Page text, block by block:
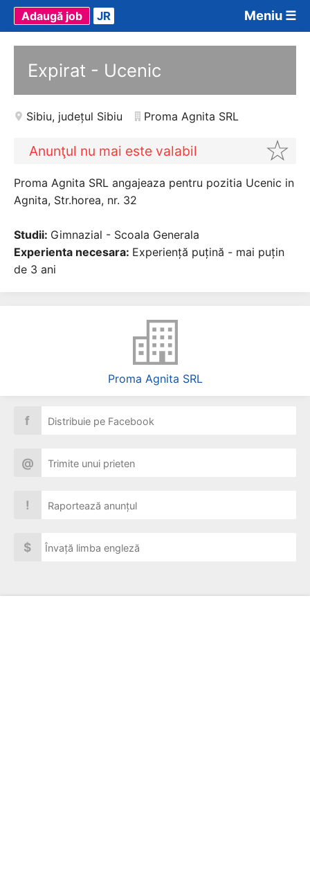
Meniu ☰
Adaugă job JR
Expirat - Ucenic
Sibiu, județul Sibiu Proma Agnita SRL
Anunţul nu mai este valabil
Proma Agnita SRL angajeaza pentru pozitia Ucenic in
Agnita, Str.horea, nr. 32
Studii: Gimnazial - Scoala Generala
Experienta necesara: Experiență puțină - mai puțin
de 3 ani
Proma Agnita SRL
f Distribuie pe Facebook
@ Trimite unui prieten
! Raportează anunțul
$ Învață limba engleză